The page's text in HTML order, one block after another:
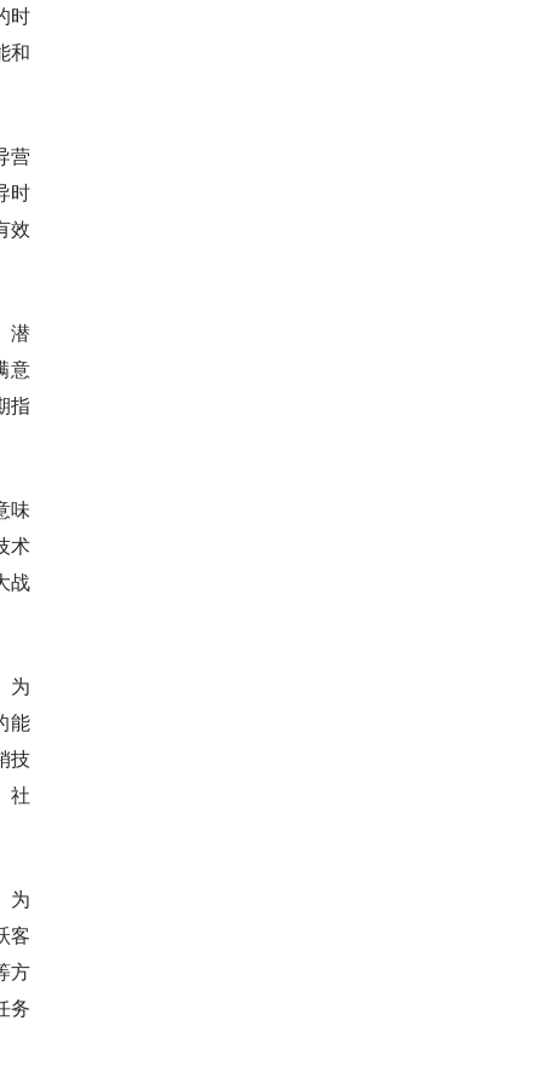
时
和
营
时
效
潜
意
指
味
术
战
为
能
技
社
为
客
方
务